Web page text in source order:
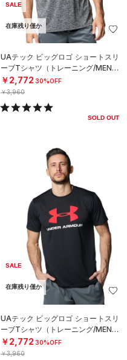
SALE
在庫残り僅か
UAテック ビッグロゴ ショートスリ
ーブTシャツ（トレーニング/MEN）
￥2,772 30%OFF
￥3,960
SOLD OUT
SALE
在庫残り僅か
UAテック ビッグロゴ ショートスリ
ーブTシャツ（トレーニング/MEN）
￥2,772 30%OFF
￥3,960